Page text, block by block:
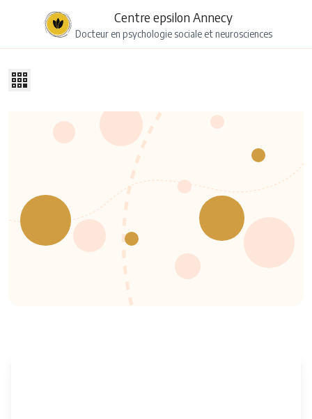
Centre epsilon Annecy
Docteur en psychologie sociale et neurosciences